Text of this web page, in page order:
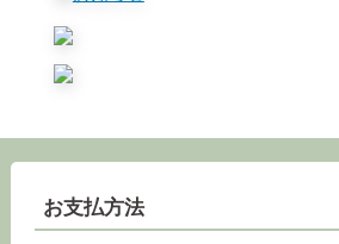
お支払方法